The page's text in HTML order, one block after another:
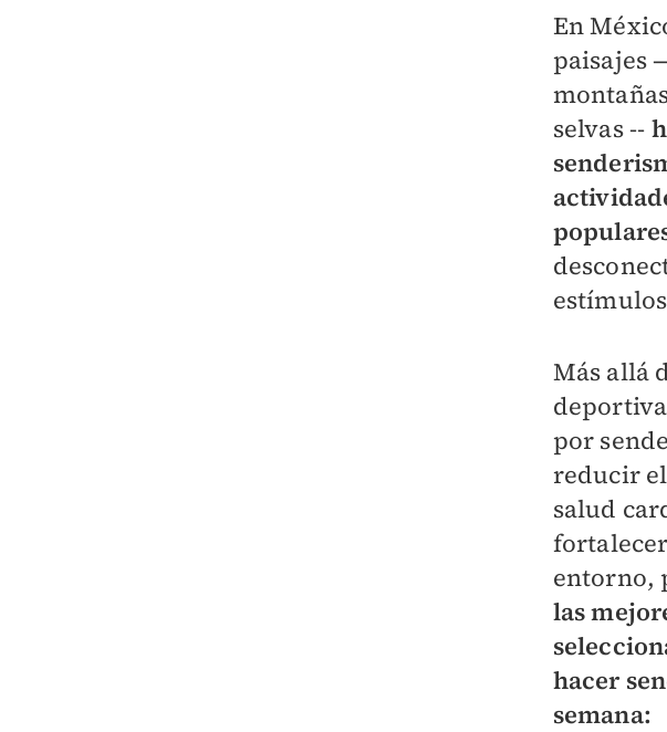
En
paisajes
selvas --
Más allá
por
reducir
salud
entorno,
las
hacer
semana: